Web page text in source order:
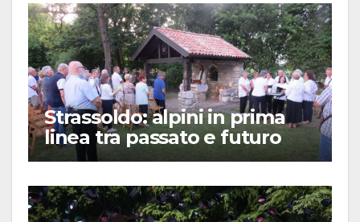
Strassoldo: alpini in prima
linea tra passato e futuro